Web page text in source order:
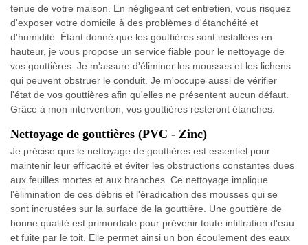
tenue de votre maison. En négligeant cet entretien, vous risquez
d'exposer votre domicile à des problèmes d'étanchéité et
d'humidité. Étant donné que les gouttières sont installées en
hauteur, je vous propose un service fiable pour le nettoyage de
vos gouttières. Je m'assure d'éliminer les mousses et les lichens
qui peuvent obstruer le conduit. Je m'occupe aussi de vérifier
l'état de vos gouttières afin qu'elles ne présentent aucun défaut.
Grâce à mon intervention, vos gouttières resteront étanches.
Nettoyage de gouttières (PVC - Zinc)
Je précise que le nettoyage de gouttières est essentiel pour
maintenir leur efficacité et éviter les obstructions constantes dues
aux feuilles mortes et aux branches. Ce nettoyage implique
l'élimination de ces débris et l'éradication des mousses qui se
sont incrustées sur la surface de la gouttière. Une gouttière de
bonne qualité est primordiale pour prévenir toute infiltration d'eau
et fuite par le toit. Elle permet ainsi un bon écoulement des eaux